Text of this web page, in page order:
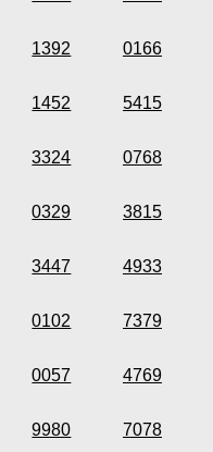
1392 0166
1452 5415
3324 0768
0329 3815
3447 4933
0102 7379
0057 4769
9980 7078